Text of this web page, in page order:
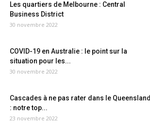
Les quartiers de Melbourne : Central
Business District
30 novembre 2022
COVID-19 en Australie : le point sur la
situation pour les...
30 novembre 2022
Cascades à ne pas rater dans le Queensland
: notre top...
23 novembre 2022